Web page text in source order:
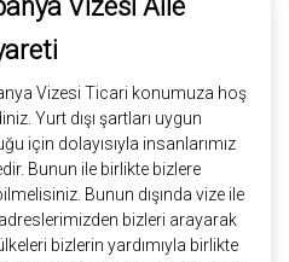
Vizesi Aile
Vizesi Ticari konumuza hoş
Yurt dışı şartları uygun
için dolayısıyla insanlarımız
Bunun ile birlikte bizlere
Bunun dışında vize ile
bizleri arayarak
bizlerin yardımıyla birlikte